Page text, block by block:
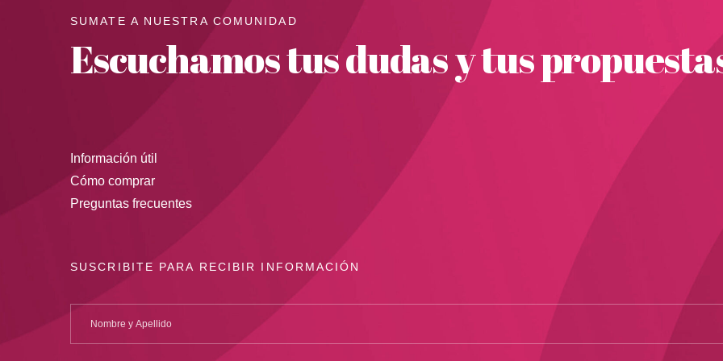
SUMATE A NUESTRA COMUNIDAD
Escuchamos tus dudas y tus
Información útil
Cómo comprar
Preguntas frecuentes
SUSCRIBITE PARA RECIBIR INFORMACIÓN